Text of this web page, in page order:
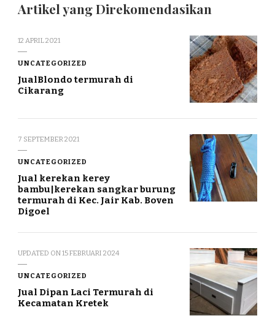
Artikel yang Direkomendasikan
12 APRIL 2021
UNCATEGORIZED
JualBlondo termurah di
Cikarang
7 SEPTEMBER 2021
UNCATEGORIZED
Jual kerekan kerey
bambu|kerekan sangkar burung
termurah di Kec. Jair Kab. Boven
Digoel
UPDATED ON15 FEBRUARI 2024
UNCATEGORIZED
Jual Dipan Laci Termurah di
Kecamatan Kretek